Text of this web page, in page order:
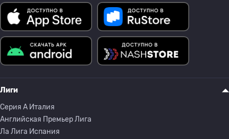
Лиги
Серия A Италия
Английская Премьер Лига
Ла Лига Испания